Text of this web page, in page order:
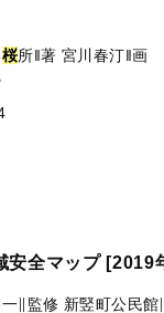
桜所‖著 宮川春汀‖画
安全マップ [2019
∥監修 新竪町公民館